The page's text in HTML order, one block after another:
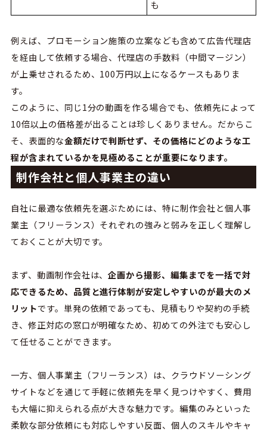
も
例えば、プロモーション施策の立案なども含めて広告代理店
を経由して依頼する場合、代理店の手数料（中間マージン）
が上乗せされるため、100万円以上になるケースもありま
す。
このように、同じ1分の動画を作る場合でも、依頼先によって
10倍以上の価格差が出ることは珍しくありません。だからこ
そ、表面的な金額だけで判断せず、その価格にどのような工
程が含まれているかを見極めることが重要になります。
制作会社と個人事業主の違い
自社に最適な依頼先を選ぶためには、特に制作会社と個人事
業主（フリーランス）それぞれの強みと弱みを正しく理解し
ておくことが大切です。
まず、動画制作会社は、企画から撮影、編集までを一括で対
応できるため、品質と進行体制が安定しやすいのが最大のメ
リットです。単発の依頼であっても、見積もりや契約の手続
き、修正対応の窓口が明確なため、初めての外注でも安心し
て任せることができます。
一方、個人事業主（フリーランス）は、クラウドソーシング
サイトなどを通じて手軽に依頼先を早く見つけやすく、費用
も大幅に抑えられる点が大きな魅力です。編集のみといった
柔軟な部分依頼にも対応しやすい反面、個人のスキルやキャ